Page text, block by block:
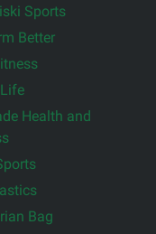
Sports
Better
Health and
Bag